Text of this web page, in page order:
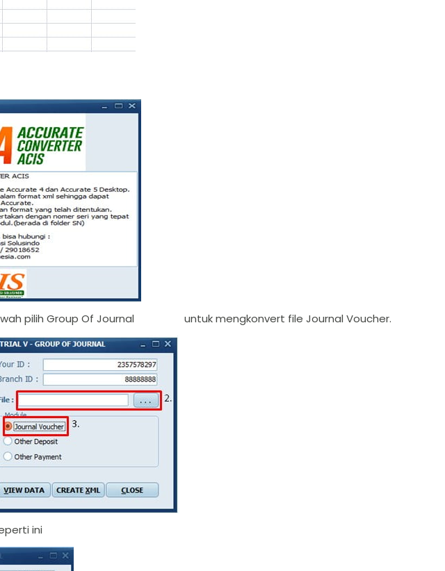
pilih Group Of Journal untuk mengkonvert file Journal Voucher.
ini